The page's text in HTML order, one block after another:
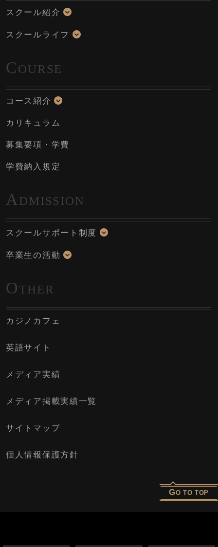
スクール紹介
スクールライフ
COURSE
コース紹介
カリキュラム
募集要項・学費
学費納入規定
A DMISSION
スクールサポート制度
卒業生の活動
OTHER
カジノカフェ
英語サイト
メディア実績
メディア掲載実績一覧
サイトマップ
個人情報保護方針
GO TO TOP